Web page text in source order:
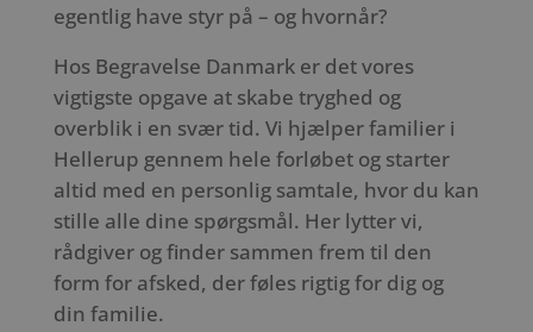
egentlig have styr på – og hvornår?
Hos Begravelse Danmark er det vores
vigtigste opgave at skabe tryghed og
overblik i en svær tid. Vi hjælper familier i
Hellerup gennem hele forløbet og starter
altid med en personlig samtale, hvor du kan
stille alle dine spørgsmål. Her lytter vi,
rådgiver og finder sammen frem til den
form for afsked, der føles rigtig for dig og
din familie.